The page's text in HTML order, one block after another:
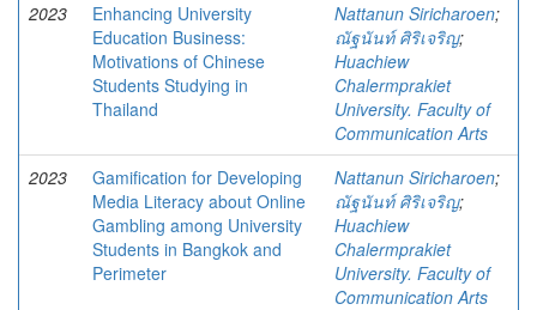
2023
Enhancing University
Education Business:
Motivations of Chinese
Students Studying in
Thailand
Nattanun Siricharoen;
ณัฐนันท์ ศิริเจริญ;
Huachiew
Chalermprakiet
University. Faculty of
Communication Arts
2023
Gamification for Developing
Media Literacy about Online
Gambling among University
Students in Bangkok and
Perimeter
Nattanun Siricharoen;
ณัฐนันท์ ศิริเจริญ;
Huachiew
Chalermprakiet
University. Faculty of
Communication Arts